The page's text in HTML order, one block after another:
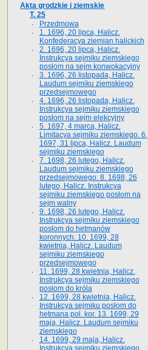
Akta grodzkie i ziemskie
T. 25
Przedmowa
1. 1696, 20 lipca, Halicz.
Konfederacya ziemian halickich
2. 1696, 20 lipca, Halicz.
Instrukcya sejmiku ziemskiego
posłom na sejm konwokacyjny
3. 1696, 26 listopada, Halicz.
Laudum sejmiku ziemskiego
przedsejmowego
4. 1696, 26 listopada, Halicz.
Instrukcya sejmiku ziemskiego
posłom na sejm elekcyjny
5. 1697, 4 marca, Halicz.
Limitacya sejmiku ziemskiego. 6.
1697, 31 lipca, Halicz. Laudum
sejmiku ziemskiego
7. 1698, 26 lutego, Halicz.
Laudum sejmiku ziemskiego
przedsejmowego. 8. 1698, 26
lutego, Halicz. Instrukcya
sejmiku ziemskiego posłom na
sejm walny
9. 1698, 26 lutego, Halicz.
Instrukcya sejmiku ziemskiego
posłom do hetmanów
koronnych. 10. 1699, 28
kwietnia, Halicz. Laudum
sejmiku ziemskiego
przedsejmowego
11. 1699, 28 kwietnia, Halicz.
Instrukcya sejmiku ziemskiego
posłom do króla
12. 1699, 28 kwietnia, Halicz.
Instrukcya sejmiku posłom do
hetmana pol. kor. 13. 1699, 29
maja, Halicz. Laudum sejmiku
ziemskiego
14. 1699, 29 maja, Halicz.
Instrukcya sejmiku ziemskiego